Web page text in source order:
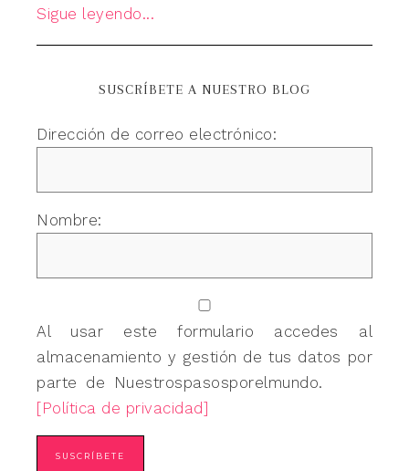
Sigue leyendo...
SUSCRÍBETE A NUESTRO BLOG
Dirección de correo electrónico:
Nombre:
Al usar este formulario accedes al
almacenamiento y gestión de tus datos por
parte de Nuestrospasosporelmundo.
[Política de privacidad]